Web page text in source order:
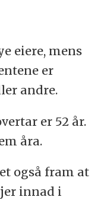
eiere, mens
er
andre.
er 52 år.
åra.
også fram at
innad i